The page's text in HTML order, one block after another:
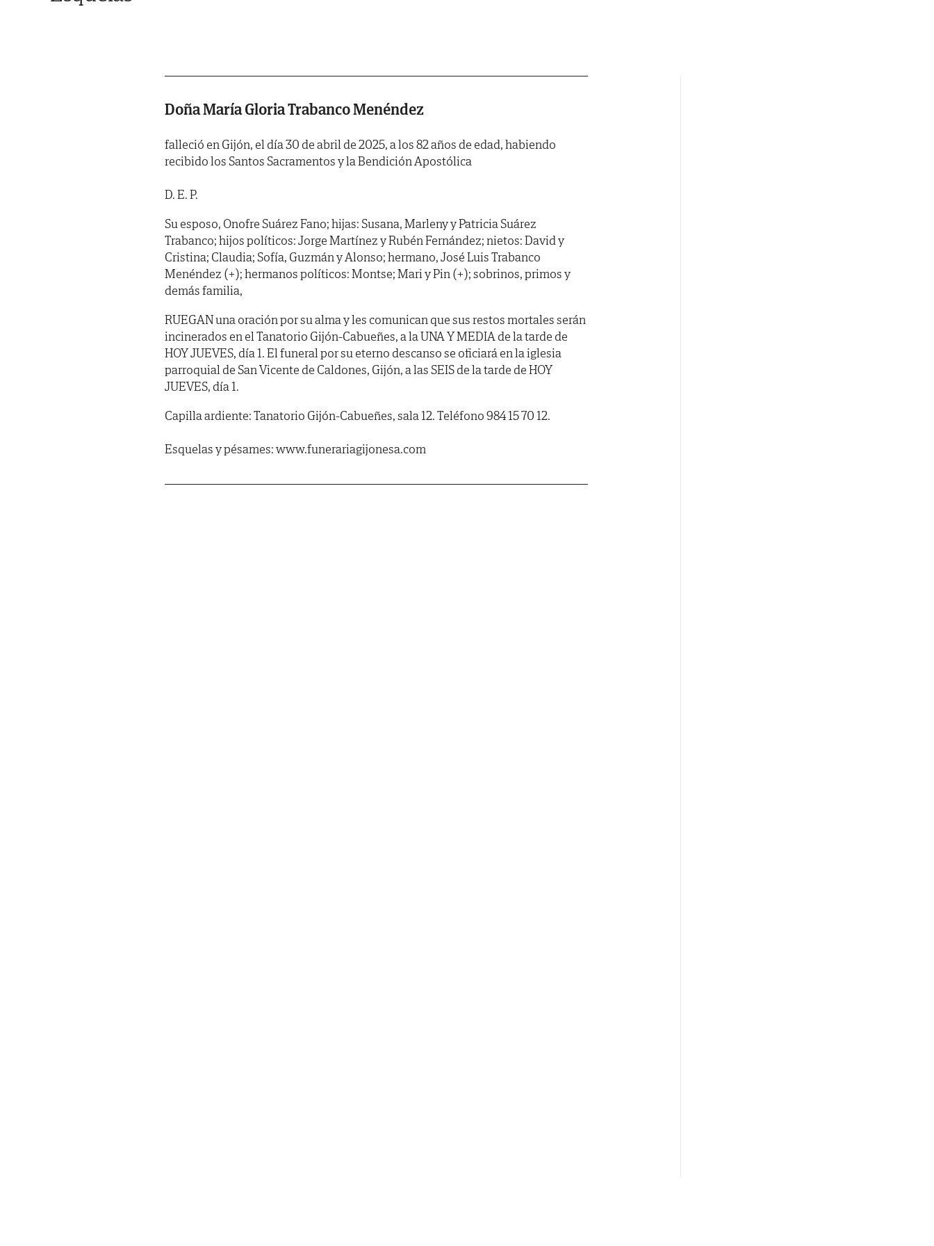
Doña María Gloria Trabanco Menéndez
falleció en Gijón, el día 30 de abril de 2025, a los 82 años de edad, habiendo
recibido los Santos Sacramentos y la Bendición Apostólica
D. E. P.
Su esposo, Onofre Suárez Fano; hijas: Susana, Marleny y Patricia Suárez
Trabanco; hijos políticos: Jorge Martínez y Rubén Fernández; nietos: David y
Cristina; Claudia; Sofía, Guzmán y Alonso; hermano, José Luis Trabanco
Menéndez (+); hermanos políticos: Montse; Mari y Pin (+); sobrinos, primos y
demás familia,
RUEGANuna oración por su alma y les comunican que sus restos mortales serán
incinerados en el Tanatorio Gijón-Cabueñes, a la UNA Y MEDIA de la tarde de
HOY JUEVES, día 1. El funeral por su eterno descanso se oficiará en la iglesia
parroquial de San Vicente de Caldones, Gijón, a las SEIS de la tarde de HOY
JUEVES, día 1.
Capilla ardiente: Tanatorio Gijón-Cabueñes, sala 12. Teléfono 984 15 70 12.
Esquelas y pésames: www.funerariagijonesa.com